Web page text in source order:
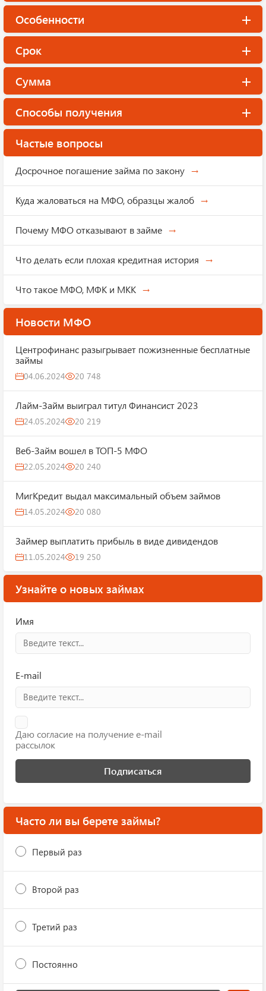
Особенности
Срок
Сумма
Способы получения
Частые вопросы
Досрочное погашение займа по закону
Куда жаловаться на МФО, образцы жалоб
Почему МФО отказывают в займе
Что делать если плохая кредитная история
Что такое МФО, МФК и МКК
Новости МФО
Центрофинанс разыгрывает пожизненные бесплатные
займы
04.06.2024 20 748
Лайм-Займ выиграл титул Финансист 2023
24.05.2024 20 219
Веб-Займ вошел в ТОП-5 МФО
22.05.2024 20 240
МигКредит выдал максимальный объем займов
14.05.2024 20 080
Займер выплатить прибыль в виде дивидендов
11.05.2024 19 250
Узнайте о новых займах
Имя
E-mail
Даю согласие на получение e-mail
рассылок
Подписаться
Часто ли вы берете займы?
Первый раз
Второй раз
Третий раз
Постоянно